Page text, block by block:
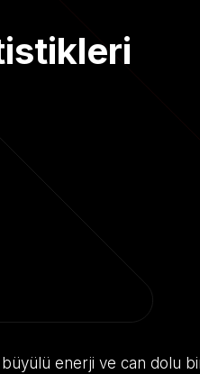
büyülü enerji ve can